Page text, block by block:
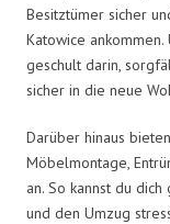
Besitztümer sicher
Katowice
geschult darin,
sicher in die neue
Darüber hinaus
Möbelmontage,
an. So kannst du
und den Umzug